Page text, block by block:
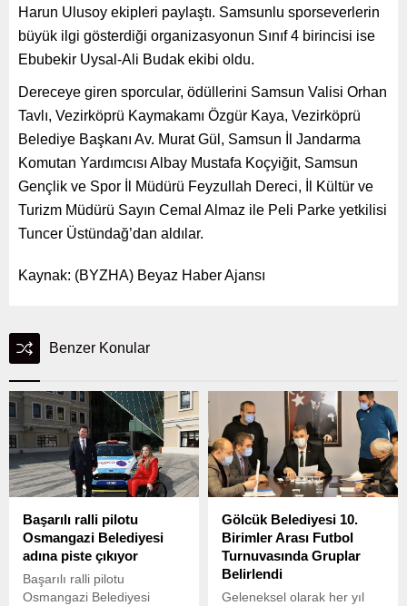
Harun Ulusoy ekipleri paylaştı. Samsunlu sporseverlerin
büyük ilgi gösterdiği organizasyonun Sınıf 4 birincisi ise
Ebubekir Uysal-Ali Budak ekibi oldu.
Dereceye giren sporcular, ödüllerini Samsun Valisi Orhan
Tavlı, Vezirköprü Kaymakamı Özgür Kaya, Vezirköprü
Belediye Başkanı Av. Murat Gül, Samsun İl Jandarma
Komutan Yardımcısı Albay Mustafa Koçyiğit, Samsun
Gençlik ve Spor İl Müdürü Feyzullah Dereci, İl Kültür ve
Turizm Müdürü Sayın Cemal Almaz ile Peli Parke yetkilisi
Tuncer Üstündağ’dan aldılar.
Kaynak: (BYZHA) Beyaz Haber Ajansı
Benzer Konular
Başarılı ralli pilotu
Osmangazi Belediyesi
adına piste çıkıyor
Başarılı ralli pilotu
Osmangazi Belediyesi
Gölcük Belediyesi 10.
Birimler Arası Futbol
Turnuvasında Gruplar
Belirlendi
Geleneksel olarak her yıl